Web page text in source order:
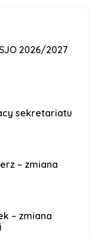
2026/2027
sekretariatu
– zmiana
– zmiana